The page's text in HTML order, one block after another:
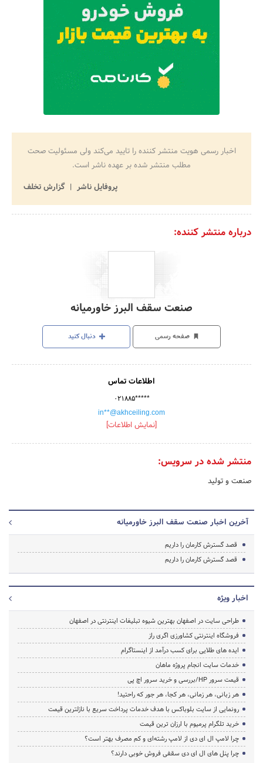
اخبار رسمی هویت منتشر کننده را تایید می‌کند ولی مسئولیت صحت
مطلب منتشر شده بر عهده ناشر است.
پروفایل ناشر
گزارش تخلف
درباره منتشر کننده:
صنعت سقف البرز خاورمیانه
صفحه رسمی دنبال کنید
اطلاعات تماس
۰۲۱۸۸۵*****
in**@akhceiling.com
[نمایش اطلاعات]
منتشر شده در سرویس:
صنعت و تولید
آخرین اخبار صنعت سقف البرز خاورمیانه
قصد گسترش کارمان را داریم
قصد گسترش کارمان را داریم
اخبار ویژه
طراحی سایت در اصفهان بهترین شیوه تبلیغات اینترنتی در اصفهان
فروشگاه اینترنتی کشاورزی اگری راز
ایده های طلایی برای کسب درآمد از اینستاگرام
خدمات سایت انجام پروژه ماهان
قیمت سرور HP/بررسی و خرید سرور اچ پی
هر زبانی، هر زمانی، هر کجا، هر جور که راحتید!
رونمایی از سایت بلوباکس با هدف خدمات پرداخت سریع با نازلترین قیمت
خرید تلگرام پرمیوم با ارزان ترین قیمت
چرا لامپ ال ای دی از لامپ رشته‌ای و کم مصرف بهتر است؟
چرا پنل های ال ای دی سقفی فروش خوبی دارند؟